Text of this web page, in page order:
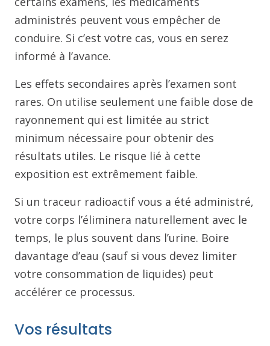
administrés peuvent vous empêcher de
conduire. Si c’est votre cas, vous en serez
informé à l’avance.
Les effets secondaires après l’examen sont
rares. On utilise seulement une faible dose de
rayonnement qui est limitée au strict
minimum nécessaire pour obtenir des
résultats utiles. Le risque lié à cette
exposition est extrêmement faible.
Si un traceur radioactif vous a été administré,
votre corps l’éliminera naturellement avec le
temps, le plus souvent dans l’urine. Boire
davantage d’eau (sauf si vous devez limiter
votre consommation de liquides) peut
accélérer ce processus.
Vos résultats